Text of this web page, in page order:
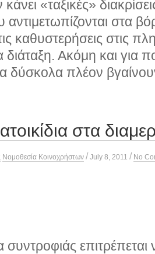
«ταξικές»
στα
καθυστερήσεις στις
διάταξη. Ακόμη και για
δύσκολα πλέον
στα
Νομοθεσία Κοινοχρήστων / July 8, 2011 / No
επιτρέπεται